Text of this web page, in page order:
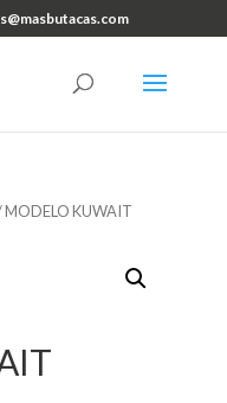
MODELO KUWAIT